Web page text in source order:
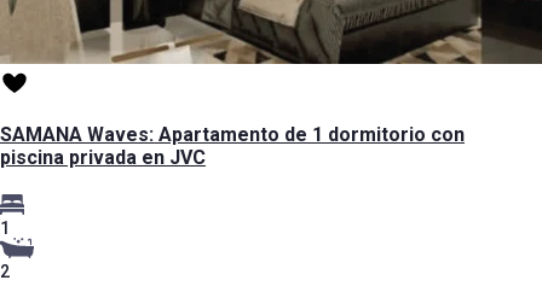
SAMANA Waves: Apartamento de 1 dormitorio con
piscina privada en JVC
1
2